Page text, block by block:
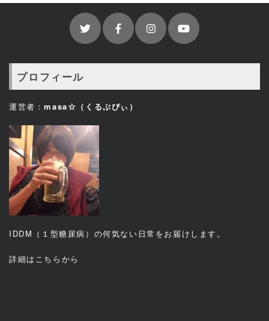
プロフィール
運営者：masa☆（くるぷぴぃ）
IDDM（１型糖尿病）の何気ない日常をお届けします。
詳細は こちら から